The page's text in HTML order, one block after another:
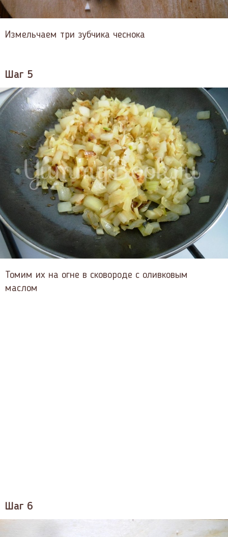
Измельчаем три зубчика чеснока
Шаг 5
Томим их на огне в сковороде с оливковым
маслом
Шаг 6